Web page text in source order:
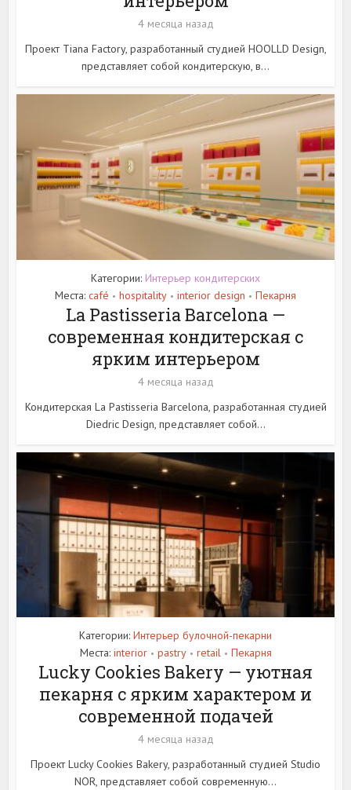
4 месяца назад
Проект Tiana Factory, разработанный студией HOOLLD Design,
представляет собой кондитерскую, в...
Категории: Интерьер кондитерских
Места: café • hospitality • interior design • Пекарня
La Pastisseria Barcelona —
современная кондитерская с
ярким интерьером
4 месяца назад
Кондитерская La Pastisseria Barcelona, разработанная студией
Diedric Design, представляет собой...
Категории: Интерьер булочной-пекарни
Места: interior • pastry • retail • Пекарня
Lucky Cookies Bakery — уютная
пекарня с ярким характером и
современной подачей
4 месяца назад
Проект Lucky Cookies Bakery, разработанный студией Studio
NOR, представляет собой современную...